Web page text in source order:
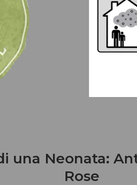
una Neonata:
Rose